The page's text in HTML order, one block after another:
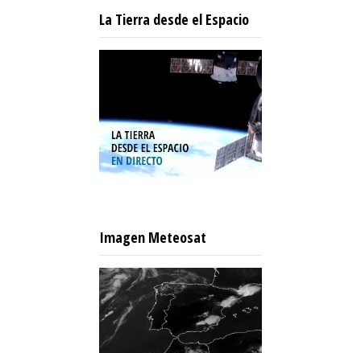
La Tierra desde el Espacio
Imagen Meteosat